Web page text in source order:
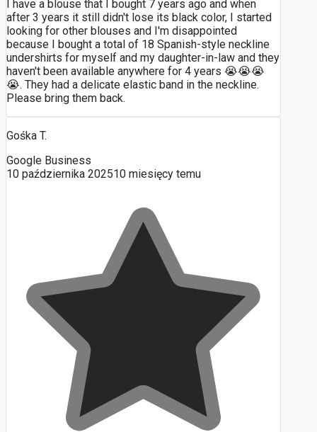
I have a blouse that I bought 7 years ago and when
after 3 years it still didn't lose its black color, I started
looking for other blouses and I'm disappointed
because I bought a total of 18 Spanish-style neckline
undershirts for myself and my daughter-in-law and they
haven't been available anywhere for 4 years 😭😭😭
😭. They had a delicate elastic band in the neckline.
Please bring them back.
Gośka T.
Google Business
10 października 202510 miesięcy temu